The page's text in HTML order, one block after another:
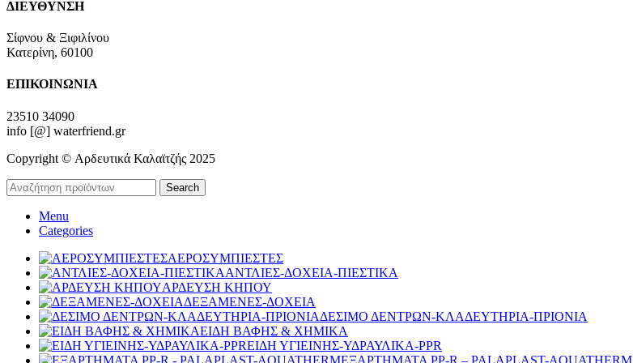
ΔΙΕΥΘΥΝΣΗ
Σίφνου & Ξιφιλίνου
Κατερίνη, 60100
ΕΠΙΚΟΙΝΩΝΙΑ
23510 34090
info [@] waterfriend.gr
Copyright © Αρδευτικά Καλαϊτζής 2025
Search
Menu
Categories
ΑΕΡΟΣΥΜΠΙΕΣΤΕΣ
ΑΝΤΛΙΕΣ-ΔΟΧΕΙΑ-ΠΙΕΣΤΙΚΑ
ΑΡΔΕΥΣΗ ΚΗΠΟΥ
ΔΕΞΑΜΕΝΕΣ-ΔΟΧΕΙΑ
ΔΕΣΙΜΟ ΔΕΝΤΡΩΝ-ΚΛΑΔΕΥΤΗΡΙΑ-ΠΡΙΟΝΙΑ
ΕΙΔΗ ΒΑΦΗΣ & ΧΗΜΙΚΑ
ΕΙΔΗ ΥΓΙΕΙΝΗΣ-ΥΔΡΑΥΛΙΚΑ-PPR
ΕΞΑΡΤΗΜΑΤΑ PP-R – PALAPLAST-AQUATHERM